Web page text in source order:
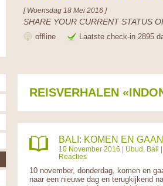
[ Woensdag 18 Mei 2016 ]
SHARE YOUR CURRENT STATUS
offline Laatste check-in 2895
REISVERHALEN
BALI: KOMEN EN GAAN
10 November 2016 | Ubud, Bali
Reacties
10 november, donderdag, komen en
naar een nieuwe dag en terugkijkend